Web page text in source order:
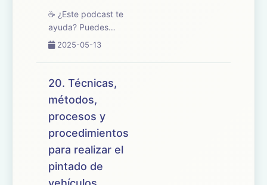
☕ ¿Este podcast te
ayuda? Puedes
apoyarlo en
🎧 En este episodio
revisamos el tema 21
oposiciones de
Mantenimiento de
Vehículos, centrado en
los defectos ...
2025-05-13
20. Técnicas,
métodos,
procesos y
procedimientos
para realizar el
pintado de